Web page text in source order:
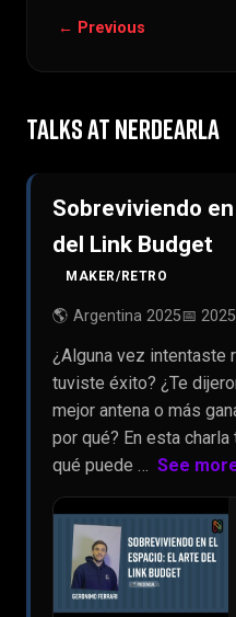
← Previous
TALKS AT NERDEARLA
Sobreviviendo
del Link Budget
MAKER/RETRO
🌎 Argentina 2025📅
¿Alguna vez intentaste
tuviste éxito? ¿Te
mejor antena o más
por qué? En esta
qué puede … See